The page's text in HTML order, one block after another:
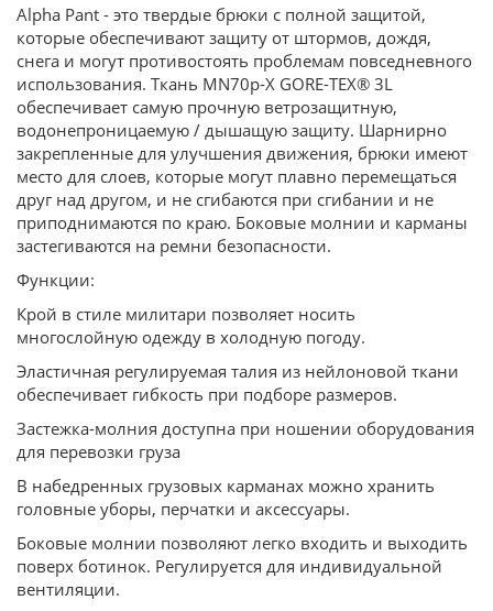
Alpha Pant - это твердые брюки с полной защитой,
которые обеспечивают защиту от штормов, дождя,
снега и могут противостоять проблемам повседневного
использования. Ткань MN70p-X GORE-TEX® 3L
обеспечивает самую прочную ветрозащитную,
водонепроницаемую / дышащую защиту. Шарнирно
закрепленные для улучшения движения, брюки имеют
место для слоев, которые могут плавно перемещаться
друг над другом, и не сгибаются при сгибании и не
приподнимаются по краю. Боковые молнии и карманы
застегиваются на ремни безопасности.
Функции:
Крой в стиле милитари позволяет носить
многослойную одежду в холодную погоду.
Эластичная регулируемая талия из нейлоновой ткани
обеспечивает гибкость при подборе размеров.
Застежка-молния доступна при ношении оборудования
для перевозки груза
В набедренных грузовых карманах можно хранить
головные уборы, перчатки и аксессуары.
Боковые молнии позволяют легко входить и выходить
поверх ботинок. Регулируется для индивидуальной
вентиляции.